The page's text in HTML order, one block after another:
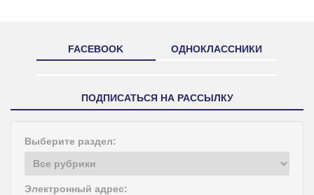
FACEBOOK ОДНОКЛАССНИКИ
ПОДПИСАТЬСЯ НА РАССЫЛКУ
Выберите раздел:
Электронный адрес: